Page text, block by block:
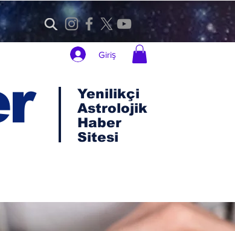
Giriş
Yenilikçi
Astrolojik
Haber
Sitesi